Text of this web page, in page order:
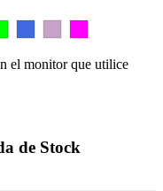
el monitor que utilice
de Stock